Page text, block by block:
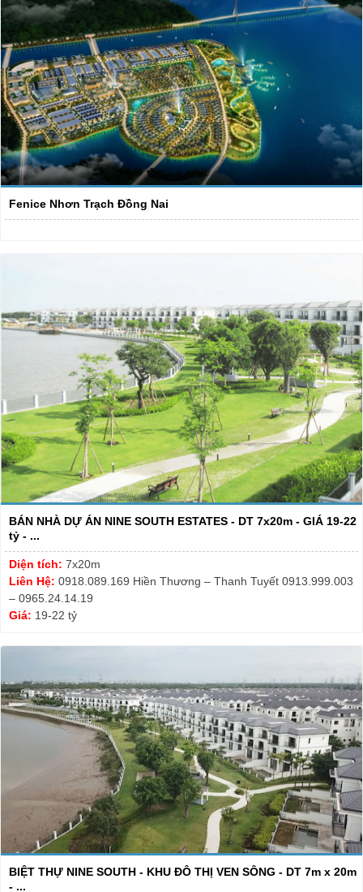
Fenice Nhơn Trạch Đồng Nai
BÁN NHÀ DỰ ÁN NINE SOUTH ESTATES - DT 7x20m - GIÁ 19-22
tỷ - ...
Diện tích: 7x20m
Liên Hệ: 0918.089.169 Hiền Thương – Thanh Tuyết 0913.999.003
– 0965.24.14.19
Giá: 19-22 tỷ
BIỆT THỰ NINE SOUTH - KHU ĐÔ THỊ VEN SÔNG - DT 7m x 20m
- ...